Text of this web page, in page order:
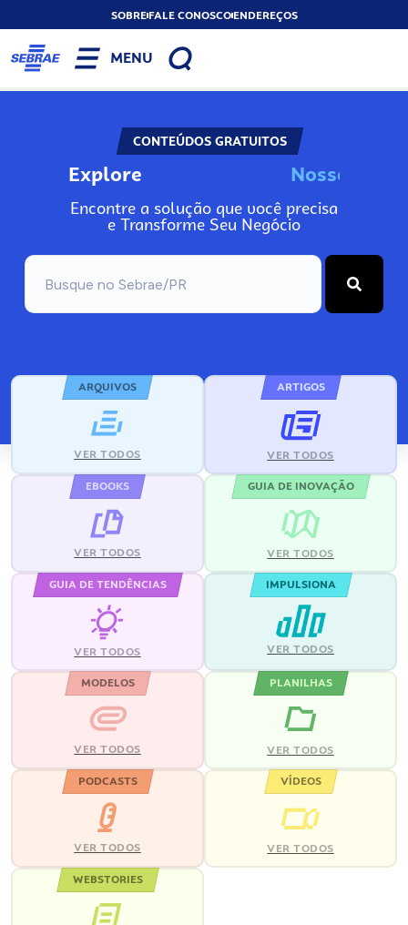
SOBREFALE CONOSCOENDEREÇOS
MENU
CONTEÚDOS GRATUITOS
Explore No
Encontre a solução que você precisa
e Transforme Seu Negócio
ARQUIVOS
VER TODOS
ARTIGOS
VER TODOS
EBOOKS
VER TODOS
GUIA DE INOVAÇÃO
VER TODOS
GUIA DE TENDÊNCIAS
VER TODOS
IMPULSIONA
VER TODOS
MODELOS
VER TODOS
PLANILHAS
VER TODOS
PODCASTS
VER TODOS
VÍDEOS
VER TODOS
WEBSTORIES